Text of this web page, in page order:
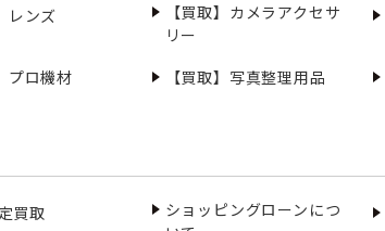
レンズ
【買取】カメラアクセサ
リー
プロ機材 【買取】写真整理用品
買取
ショッピングローンにつ